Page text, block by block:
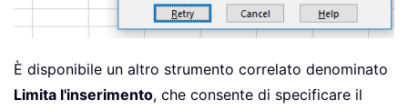
È disponibile un altro strumento correlato denominato
Limita l'inserimento, che consente di specificare il